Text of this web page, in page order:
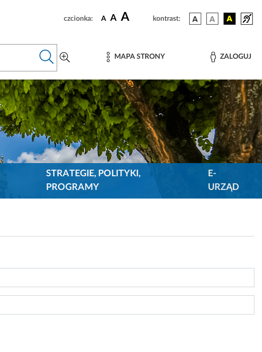
czcionka: A A A kontrast:
MAPA STRONY ZALOGUJ
STRATEGIE, POLITYKI,
PROGRAMY
E-
URZĄD